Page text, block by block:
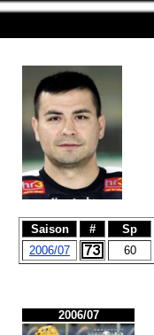
Saison # Sp
2006/07
60
2006/07